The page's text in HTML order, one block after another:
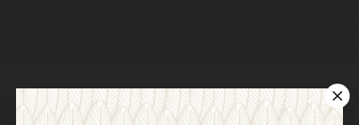
AGB und Widerrufsbelehrung Datenschutz
Barrierefreiheit
Impressum